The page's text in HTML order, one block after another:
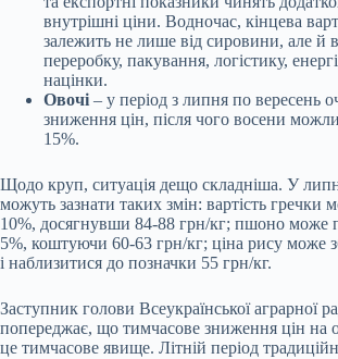
внутрішні ціни. Водночас, кінцева
залежить не лише від сировини, але й
переробку, пакування, логістику,
націнки.
Овочі – у період з липня по вересень
зниження цін, після чого восени
15%.
Щодо круп, ситуація дещо складніша. У
можуть зазнати таких змін: вартість гречки
10%, досягнувши 84-88 грн/кг; пшоно може
5%, коштуючи 60-63 грн/кг; ціна рису може
і наблизитися до позначки 55 грн/кг.
Заступник голови Всеукраїнської аграрної
попереджає, що тимчасове зниження цін на
це тимчасове явище. Літній період